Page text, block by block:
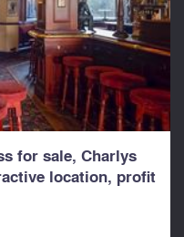
for sale, Charlys
location, profit